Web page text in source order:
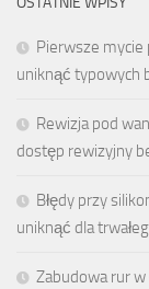
Pierwsze mycie
uniknąć typowych
Rewizja pod
dostęp rewizyjny
Błędy przy
uniknąć dla
Zabudowa rur w